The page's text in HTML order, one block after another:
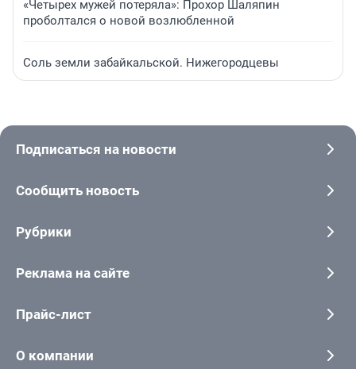
«Четырех мужей потеряла»: Прохор Шаляпин
проболтался о новой возлюбленной
Соль земли забайкальской. Нижегородцевы
Подписаться на новости
Сообщить новость
Рубрики
Реклама на сайте
Прайс-лист
О компании